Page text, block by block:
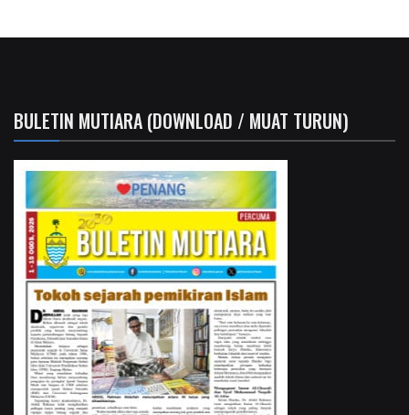
BULETIN MUTIARA (DOWNLOAD / MUAT TURUN)